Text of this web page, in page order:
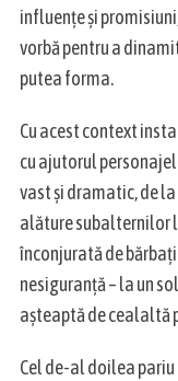
influențe și
vorbă pentru a
putea forma.
Cu acest context
cu ajutorul
vast și dramatic, de
alăture subalternilor
înconjurată de
nesiguranță – la un
așteaptă de cealaltă
Cel de-al doilea pariu
S
a
c
h
f
o
: